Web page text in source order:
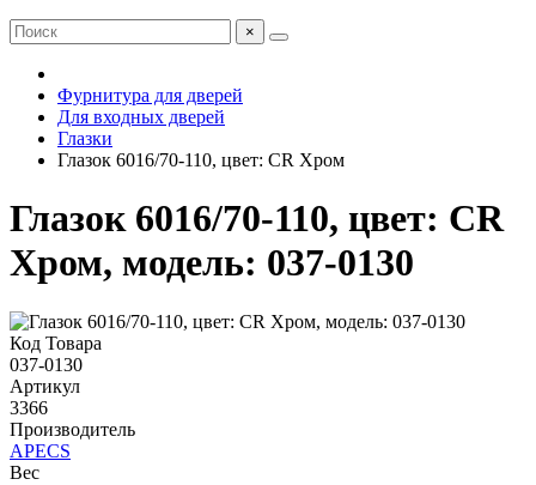
×
Фурнитура для дверей
Для входных дверей
Глазки
Глазок 6016/70-110, цвет: CR Хром
Глазок 6016/70-110, цвет: CR
Хром, модель: 037-0130
Код Товара
037-0130
Артикул
3366
Производитель
APECS
Вес